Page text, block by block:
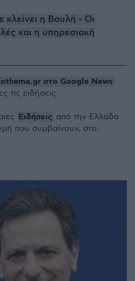
η Βουλή - Οι
και η υπηρεσιακή
στο Google News
τις ειδήσεις
Ειδήσεις από την Ελλάδα
που συμβαίνουν, στο